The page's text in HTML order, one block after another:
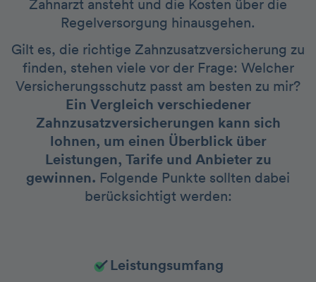
Zahnarzt ansteht und die Kosten über die
Regelversorgung hinausgehen.
Gilt es, die richtige Zahnzusatzversicherung zu
finden, stehen viele vor der Frage: Welcher
Versicherungsschutz passt am besten zu mir?
Ein Vergleich verschiedener
Zahnzusatzversicherungen kann sich
lohnen, um einen Überblick über
Leistungen, Tarife und Anbieter zu
gewinnen. Folgende Punkte sollten dabei
berücksichtigt werden:
Leistungsumfang